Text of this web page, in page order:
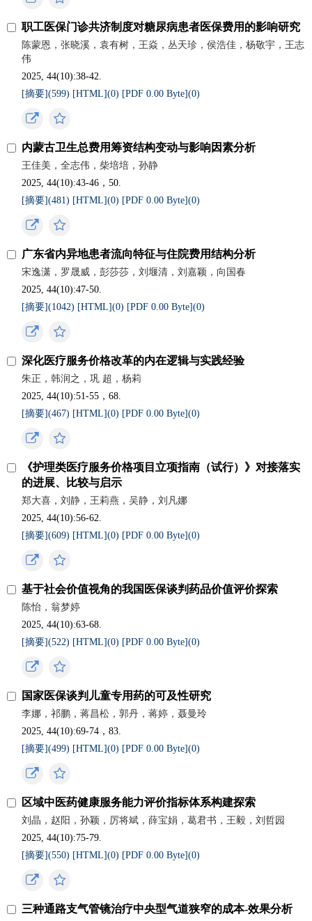
职工医保门诊共济制度对糖尿病患者医保费用的影响研究
陈蒙恩，张晓溪，袁有树，王焱，丛天珍，侯浩佳，杨敬宇，王志
伟
2025, 44(10):38-42.
[摘要](599) [HTML](0) [PDF 0.00 Byte](0)
内蒙古卫生总费用筹资结构变动与影响因素分析
王佳美，全志伟，柴培培，孙静
2025, 44(10):43-46，50.
[摘要](481) [HTML](0) [PDF 0.00 Byte](0)
广东省内异地患者流向特征与住院费用结构分析
宋逸潇，罗晟威，彭莎莎，刘堰清，刘嘉颖，向国春
2025, 44(10):47-50.
[摘要](1042) [HTML](0) [PDF 0.00 Byte](0)
深化医疗服务价格改革的内在逻辑与实践经验
朱正，韩润之，巩 超，杨莉
2025, 44(10):51-55，68.
[摘要](467) [HTML](0) [PDF 0.00 Byte](0)
《护理类医疗服务价格项目立项指南（试行）》对接落实
的进展、比较与启示
郑大喜，刘静，王莉燕，吴静，刘凡娜
2025, 44(10):56-62.
[摘要](609) [HTML](0) [PDF 0.00 Byte](0)
基于社会价值视角的我国医保谈判药品价值评价探索
陈怡，翁梦婷
2025, 44(10):63-68.
[摘要](522) [HTML](0) [PDF 0.00 Byte](0)
国家医保谈判儿童专用药的可及性研究
李娜，祁鹏，蒋昌松，郭丹，蒋婷，聂曼玲
2025, 44(10):69-74，83.
[摘要](499) [HTML](0) [PDF 0.00 Byte](0)
区域中医药健康服务能力评价指标体系构建探索
刘晶，赵阳，孙颖，厉将斌，薛宝娟，葛君书，王毅，刘哲园
2025, 44(10):75-79.
[摘要](550) [HTML](0) [PDF 0.00 Byte](0)
三种通路支气管镜治疗中央型气道狭窄的成本-效果分析